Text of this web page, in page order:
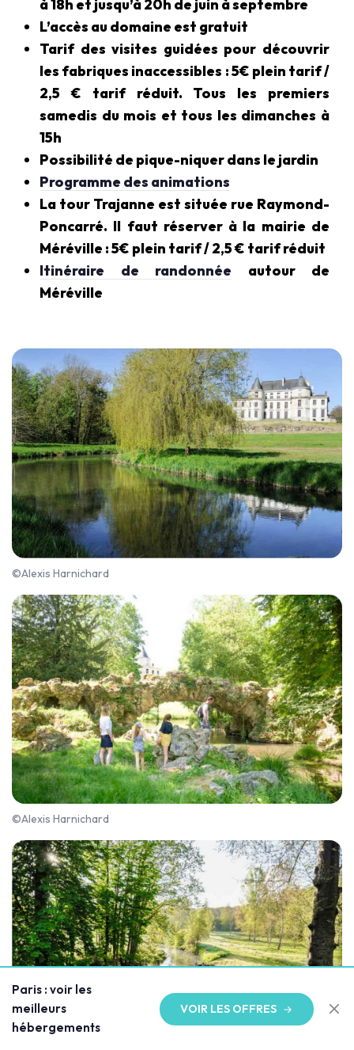
à 18h et jusqu’à 20h de juin à septembre
L’accès au domaine est gratuit
Tarif des visites guidées pour découvrir
les fabriques inaccessibles : 5€ plein tarif /
2,5 € tarif réduit. Tous les premiers
samedis du mois et tous les dimanches à
15h
Possibilité de pique-niquer dans le jardin
Programme des animations
La tour Trajanne est située rue Raymond-
Poncarré. Il faut réserver à la mairie de
Méréville : 5€ plein tarif / 2,5 € tarif réduit
Itinéraire de randonnée autour de
Méréville
©Alexis Harnichard
©Alexis Harnichard
Paris : voir les
meilleurs
hébergements
VOIR LES OFFRES